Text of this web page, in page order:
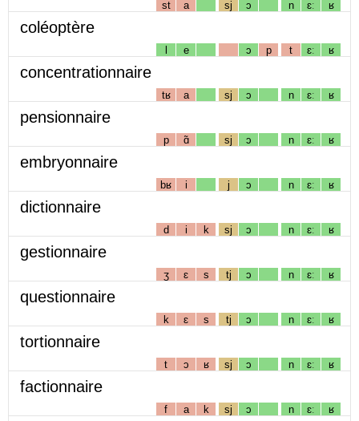
st a sj ɔ n ɛː ʁ
coléoptère
l e ɔ p t ɛː ʁ
concentrationnaire
tʁ a sj ɔ n ɛː ʁ
pensionnaire
p ɑ̃ sj ɔ n ɛː ʁ
embryonnaire
bʁ i j ɔ n ɛː ʁ
dictionnaire
d i k sj ɔ n ɛː ʁ
gestionnaire
ʒ ɛ s tj ɔ n ɛː ʁ
questionnaire
k ɛ s tj ɔ n ɛː ʁ
tortionnaire
t ɔ ʁ sj ɔ n ɛː ʁ
factionnaire
f a k sj ɔ n ɛː ʁ